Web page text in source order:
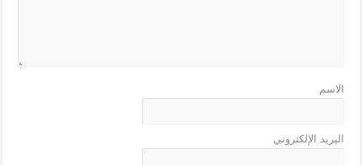
الاسم
البريد الإلكتروني